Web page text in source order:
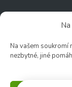
Na vašem soukromí
nezbytné, jiné